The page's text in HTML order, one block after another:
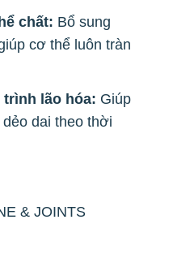
chất: Bổ sung
cơ thể luôn tràn
trình lão hóa: Giúp
dai theo thời
& JOINTS